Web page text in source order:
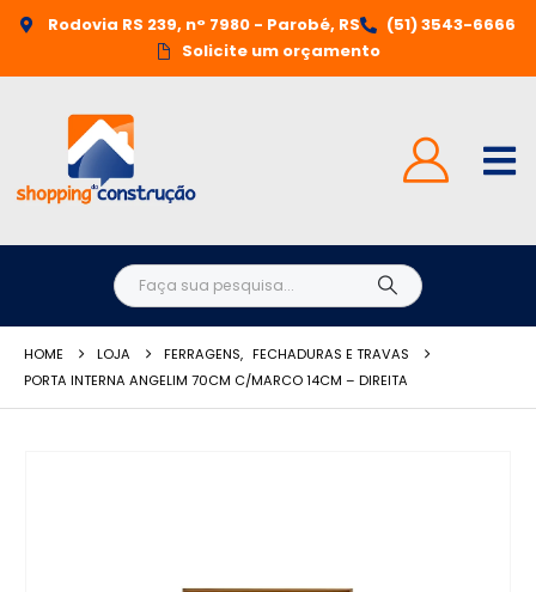
Rodovia RS 239, n° 7980 - Parobé, RS
(51) 3543-6666
Solicite um orçamento
HOME LOJA FERRAGENS, FECHADURAS E TRAVAS
PORTA INTERNA ANGELIM 70CM C/MARCO 14CM – DIREITA